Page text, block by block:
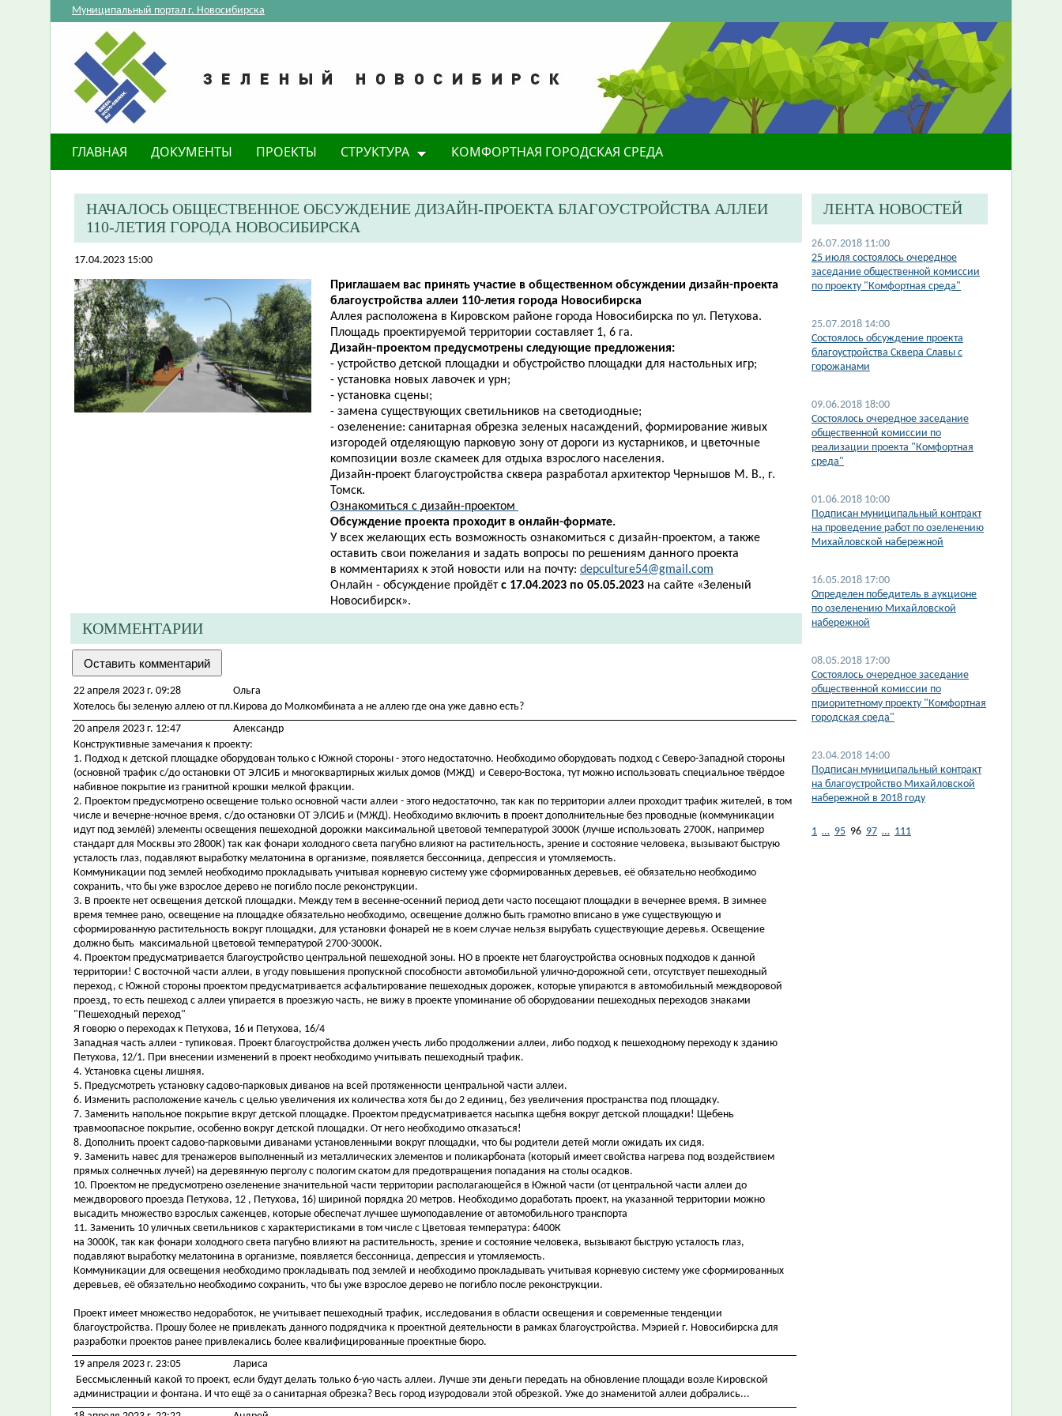
Муниципальный портал г. Новосибирска
ГЛАВНАЯ ДОКУМЕНТЫ ПРОЕКТЫ СТРУКТУРА КОМФОРТНАЯ ГОРОДСКАЯ СРЕДА
НАЧАЛОСЬ ОБЩЕСТВЕННОЕ ОБСУЖДЕНИЕ ДИЗАЙН-ПРОЕКТА БЛАГОУСТРОЙСТВА АЛЛЕИ
110-ЛЕТИЯ ГОРОДА НОВОСИБИРСКА
17.04.2023 15:00
Приглашаем вас принять участие в общественном обсуждении дизайн-проекта
благоустройства аллеи 110-летия города Новосибирска
Аллея расположена в Кировском районе города Новосибирска по ул. Петухова.
Площадь проектируемой территории составляет 1, 6 га.
Дизайн-проектом предусмотрены следующие предложения:
- устройство детской площадки и обустройство площадки для настольных игр;
- установка новых лавочек и урн;
- установка сцены;
- замена существующих светильников на светодиодные;
- озеленение: санитарная обрезка зеленых насаждений, формирование живых
изгородей отделяющую парковую зону от дороги из кустарников, и цветочные
композиции возле скамеек для отдыха взрослого населения.
Дизайн-проект благоустройства сквера разработал архитектор Чернышов М. В., г.
Томск.
Ознакомиться с дизайн-проектом
Обсуждение проекта проходит в онлайн-формате.
У всех желающих есть возможность ознакомиться с дизайн-проектом, а также
оставить свои пожелания и задать вопросы по решениям данного проекта
в комментариях к этой новости или на почту: depculture54@gmail.com
Онлайн - обсуждение пройдёт с 17.04.2023 по 05.05.2023 на сайте «Зеленый
Новосибирск».
КОММЕНТАРИИ
22 апреля 2023 г. 09:28
Ольга
Хотелось бы зеленую аллею от пл.Кирова до Молкомбината а не аллею где она уже давно есть?
20 апреля 2023 г. 12:47
Александр
Конструктивные замечания к проекту:
1. Подход к детской площадке оборудован только с Южной стороны - этого недостаточно. Необходимо оборудовать подход с Северо-Западной стороны
(основной трафик с/до остановки ОТ ЭЛСИБ и многоквартирных жилых домов (МЖД) и Северо-Востока, тут можно использовать специальное твёрдое
набивное покрытие из гранитной крошки мелкой фракции.
2. Проектом предусмотрено освещение только основной части аллеи - этого недостаточно, так как по территории аллеи проходит трафик жителей, в том
числе и вечерне-ночное время, с/до остановки ОТ ЭЛСИБ и (МЖД). Необходимо включить в проект дополнительные без проводные (коммуникации
идут под землёй) элементы освещения пешеходной дорожки максимальной цветовой температурой 3000К (лучше использовать 2700К, например
стандарт для Москвы это 2800К) так как фонари холодного света пагубно влияют на растительность, зрение и состояние человека, вызывают быструю
усталость глаз, подавляют выработку мелатонина в организме, появляется бессонница, депрессия и утомляемость.
Коммуникации под землей необходимо прокладывать учитывая корневую систему уже сформированных деревьев, её обязательно необходимо
сохранить, что бы уже взрослое дерево не погибло после реконструкции.
3. В проекте нет освещения детской площадки. Между тем в весенне-осенний период дети часто посещают площадки в вечернее время. В зимнее
время темнее рано, освещение на площадке обязательно необходимо, освещение должно быть грамотно вписано в уже существующую и
сформированную растительность вокруг площадки, для установки фонарей не в коем случае нельзя вырубать существующие деревья. Освещение
должно быть максимальной цветовой температурой 2700-3000К.
4. Проектом предусматривается благоустройство центральной пешеходной зоны. НО в проекте нет благоустройства основных подходов к данной
территории! С восточной части аллеи, в угоду повышения пропускной способности автомобильной улично-дорожной сети, отсутствует пешеходный
переход, с Южной стороны проектом предусматривается асфальтирование пешеходных дорожек, которые упираются в автомобильный междворовой
проезд, то есть пешеход с аллеи упирается в проезжую часть, не вижу в проекте упоминание об оборудовании пешеходных переходов знаками
"Пешеходный переход"
Я говорю о переходах к Петухова, 16 и Петухова, 16/4
Западная часть аллеи - тупиковая. Проект благоустройства должен учесть либо продолжении аллеи, либо подход к пешеходному переходу к зданию
Петухова, 12/1. При внесении изменений в проект необходимо учитывать пешеходный трафик.
4. Установка сцены лишняя.
5. Предусмотреть установку садово-парковых диванов на всей протяженности центральной части аллеи.
6. Изменить расположение качель с целью увеличения их количества хотя бы до 2 единиц, без увеличения пространства под площадку.
7. Заменить напольное покрытие вкруг детской площадке. Проектом предусматривается насыпка щебня вокруг детской площадки! Щебень
травмоопасное покрытие, особенно вокруг детской площадки. От него необходимо отказаться!
8. Дополнить проект садово-парковыми диванами установленными вокруг площадки, что бы родители детей могли ожидать их сидя.
9. Заменить навес для тренажеров выполненный из металлических элементов и поликарбоната (который имеет свойства нагрева под воздействием
прямых солнечных лучей) на деревянную перголу с пологим скатом для предотвращения попадания на столы осадков.
10. Проектом не предусмотрено озеленение значительной части территории располагающейся в Южной части (от центральной части аллеи до
междворового проезда Петухова, 12 , Петухова, 16) шириной порядка 20 метров. Необходимо доработать проект, на указанной территории можно
высадить множество взрослых саженцев, которые обеспечат лучшее шумоподавление от автомобильного транспорта
11. Заменить 10 уличных светильников с характеристиками в том числе с Цветовая температура: 6400К
на 3000К, так как фонари холодного света пагубно влияют на растительность, зрение и состояние человека, вызывают быструю усталость глаз,
подавляют выработку мелатонина в организме, появляется бессонница, депрессия и утомляемость.
Коммуникации для освещения необходимо прокладывать под землей и необходимо прокладывать учитывая корневую систему уже сформированных
деревьев, её обязательно необходимо сохранить, что бы уже взрослое дерево не погибло после реконструкции.
Проект имеет множество недоработок, не учитывает пешеходный трафик, исследования в области освещения и современные тенденции
благоустройства. Прошу более не привлекать данного подрядчика к проектной деятельности в рамках благоустройства. Мэрией г. Новосибирска для
разработки проектов ранее привлекались более квалифицированные проектные бюро.
19 апреля 2023 г. 23:05
Лариса
Бессмысленный какой то проект, если будут делать только 6-ую часть аллеи. Лучше эти деньги передать на обновление площади возле Кировской
администрации и фонтана. И что ещё за о санитарная обрезка? Весь город изуродовали этой обрезкой. Уже до знаменитой аллеи добрались...
ЛЕНТА НОВОСТЕЙ
26.07.2018 11:00
25 июля состоялось очередное
заседание общественной комиссии
по проекту "Комфортная среда"
25.07.2018 14:00
Состоялось обсуждение проекта
благоустройства Сквера Славы с
горожанами
09.06.2018 18:00
Состоялось очередное заседание
общественной комиссии по
реализации проекта "Комфортная
среда"
01.06.2018 10:00
Подписан муниципальный контракт
на проведение работ по озеленению
Михайловской набережной
16.05.2018 17:00
Определен победитель в аукционе
по озеленению Михайловской
набережной
08.05.2018 17:00
Состоялось очередное заседание
общественной комиссии по
приоритетному проекту "Комфортная
городская среда"
23.04.2018 14:00
Подписан муниципальный контракт
на благоустройство Михайловской
набережной в 2018 году
1 … 95 96 97 … 111